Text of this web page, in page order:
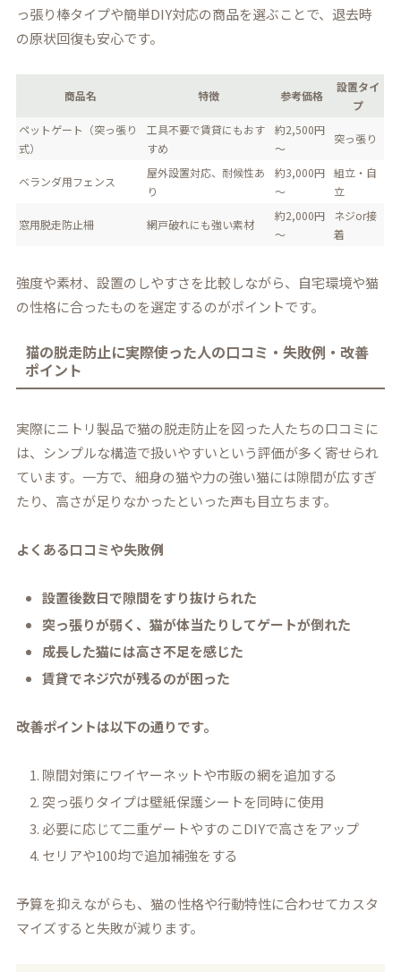
っ張り棒タイプや簡単DIY対応の商品を選ぶことで、退去時
の原状回復も安心です。
商品名 特徴 参考価格
設置タイ
プ
ペットゲート（突っ張り
式）
工具不要で賃貸にもおす
すめ
約2,500円
～
突っ張り
ベランダ用フェンス
屋外設置対応、耐候性あ
り
約3,000円
～
組立・自
立
窓用脱走防止柵 網戸破れにも強い素材
約2,000円
～
ネジor接
着
強度や素材、設置のしやすさを比較しながら、自宅環境や猫
の性格に合ったものを選定するのがポイントです。
猫の脱走防止に実際使った人の口コミ・失敗例・改善
ポイント
実際にニトリ製品で猫の脱走防止を図った人たちの口コミに
は、シンプルな構造で扱いやすいという評価が多く寄せられ
ています。一方で、細身の猫や力の強い猫には隙間が広すぎ
たり、高さが足りなかったといった声も目立ちます。
よくある口コミや失敗例
設置後数日で隙間をすり抜けられた
突っ張りが弱く、猫が体当たりしてゲートが倒れた
成長した猫には高さ不足を感じた
賃貸でネジ穴が残るのが困った
改善ポイントは以下の通りです。
隙間対策にワイヤーネットや市販の網を追加する
突っ張りタイプは壁紙保護シートを同時に使用
必要に応じて二重ゲートやすのこDIYで高さをアップ
セリアや100均で追加補強をする
予算を抑えながらも、猫の性格や行動特性に合わせてカスタ
マイズすると失敗が減ります。